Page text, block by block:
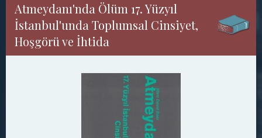
Atmeydanı'nda Ölüm 17. Yüzyıl
İstanbul'unda Toplumsal Cinsiyet,
Hoşgörü ve İhtida